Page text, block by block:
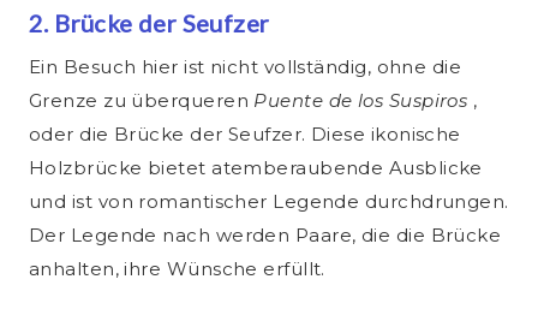
2. Brücke der Seufzer
Ein Besuch hier ist nicht vollständig, ohne die
Grenze zu überqueren Puente de los Suspiros ,
oder die Brücke der Seufzer. Diese ikonische
Holzbrücke bietet atemberaubende Ausblicke
und ist von romantischer Legende durchdrungen.
Der Legende nach werden Paare, die die Brücke
anhalten, ihre Wünsche erfüllt.